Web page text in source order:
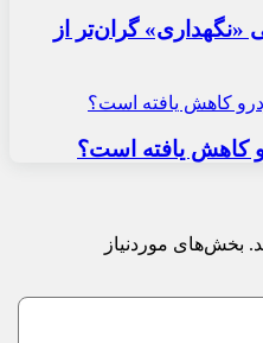
«نگهداری» گران‌تر از
کاهش یافته است؟
بخش‌های موردنیاز